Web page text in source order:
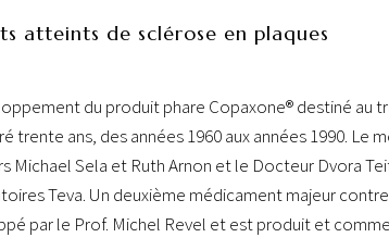
atteints de sclérose en plaques
du produit phare Copaxone® destiné au
trente ans, des années 1960 aux années 1990. Le
Michael Sela et Ruth Arnon et le Docteur Dvora
Teva. Un deuxième médicament majeur
par le Prof. Michel Revel et est produit et